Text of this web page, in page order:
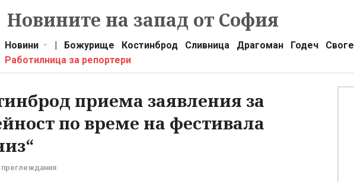
Новините на запад от София
Новини | Божурище Костинброд Сливница Драгоман Годеч Своге
Работилница за репортери
приема заявления за
по време на фестивала
преглеждания